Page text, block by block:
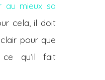
au mieux sa
cela, il doit
pour que
ce qu’il fait